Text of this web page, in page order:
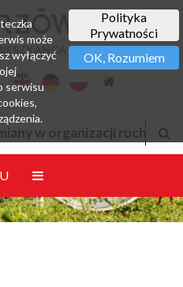
w organizacji ruchu
Polityka
Prywatności
OK, Rozumiem
może
wyłączyć
serwisu